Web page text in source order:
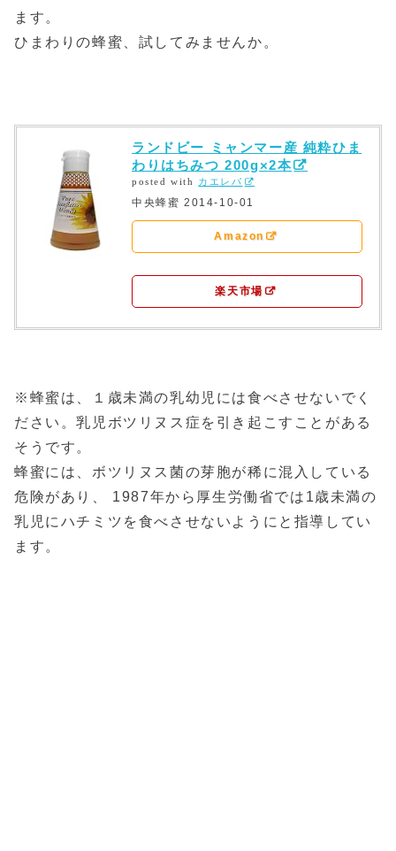
ます。
ひまわりの蜂蜜、試してみませんか。
ランドビー ミャンマー産 純粋ひま
わりはちみつ 200g×2本
posted with カエレバ
中央蜂蜜 2014-10-01
Amazon
楽天市場
※蜂蜜は、１歳未満の乳幼児には食べさせないでく
ださい。乳児ボツリヌス症を引き起こすことがある
そうです。
蜂蜜には、ボツリヌス菌の芽胞が稀に混入している
危険があり、 1987年から厚生労働省では1歳未満の
乳児にハチミツを食べさせないようにと指導してい
ます。